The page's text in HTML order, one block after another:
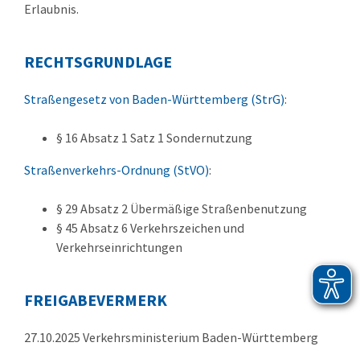
Erlaubnis.
RECHTSGRUNDLAGE
Straßengesetz von Baden-Württemberg (StrG):
§ 16 Absatz 1 Satz 1 Sondernutzung
Straßenverkehrs-Ordnung (StVO):
§ 29 Absatz 2 Übermäßige Straßenbenutzung
§ 45 Absatz 6 Verkehrszeichen und
Verkehrseinrichtungen
FREIGABEVERMERK
27.10.2025 Verkehrsministerium Baden-Württemberg